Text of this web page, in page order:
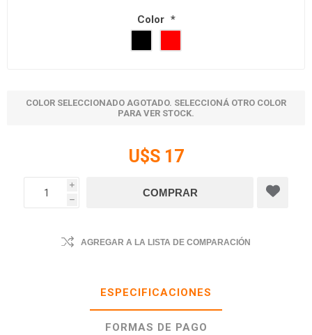
Color *
COLOR SELECCIONADO AGOTADO. SELECCIONÁ OTRO COLOR
PARA VER STOCK.
U$S 17
i
h
AGREGAR A LA LISTA DE COMPARACIÓN
ESPECIFICACIONES
FORMAS DE PAGO